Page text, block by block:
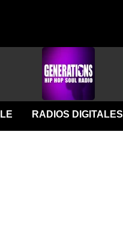
RADIOS DIGITALES